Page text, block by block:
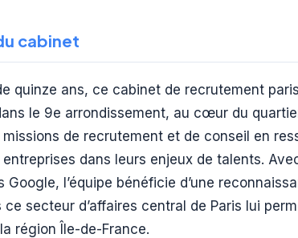
cabinet
quinze ans, ce cabinet de recrutement
le 9e arrondissement, au cœur du
de recrutement et de conseil en
dans leurs enjeux de talents.
Google, l’équipe bénéficie d’une
secteur d’affaires central de Paris lui
région Île-de-France.